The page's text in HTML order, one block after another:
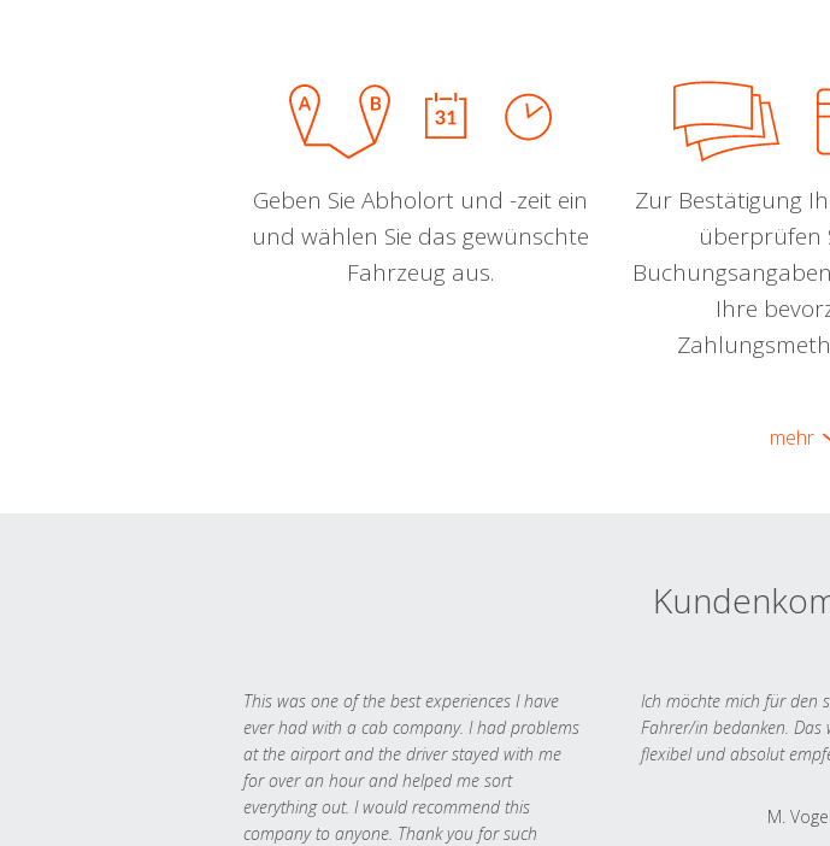
Geben Sie Abholort und -zeit ein
und wählen Sie das gewünschte
Fahrzeug aus.
Zur Bestätigung
überprüfen
Ihre
mehr
This was one of the best experiences I have
ever had with a cab company. I had problems
at the airport and the driver stayed with me
for over an hour and helped me sort
everything out. I would recommend this
company to anyone. Thank you for such
Ich möchte mich für den
Fahrer/in bedanken. Das
flexibel und absolut
M.